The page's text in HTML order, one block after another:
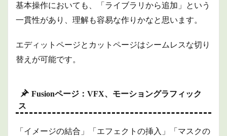
基本操作においても、「ライブラリから追加」という
一貫性があり、理解も容易な作りかなと思います。
エディットページとカットページはシームレスな切り
替えが可能です。
Fusionページ：VFX、モーショングラフィック
ス
「イメージの結合」「エフェクトの挿入」「マスクの